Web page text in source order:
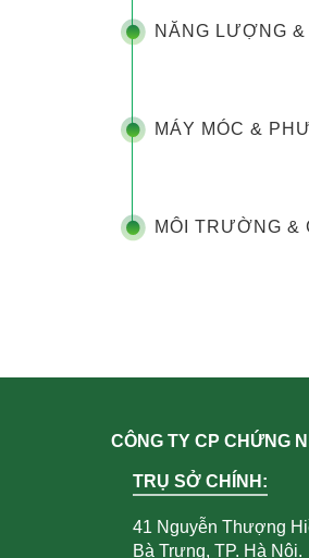
NĂNG LƯỢNG
MÁY MÓC &
MÔI TRƯỜNG &
CÔNG TY CP CHỨNG
TRỤ SỞ CHÍNH:
41 Nguyễn Thượng
Bà Trưng, TP. Hà Nội.